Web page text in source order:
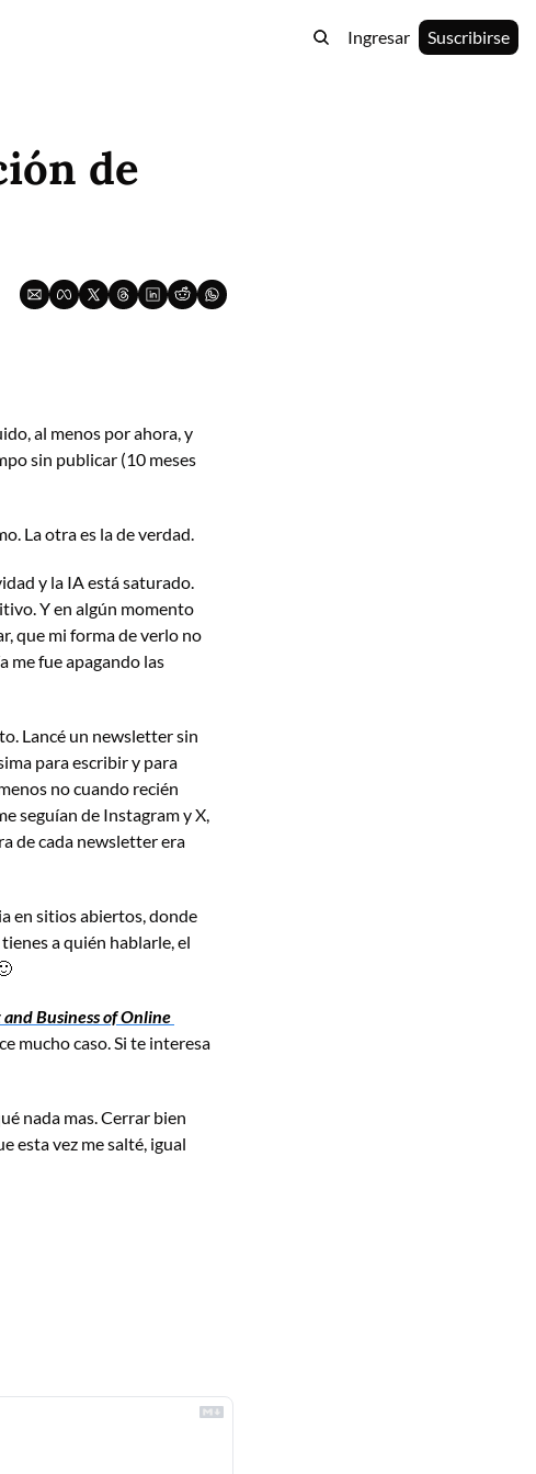
Ingresar Suscribirse
de
al menos por ahora, y
sin publicar (10 meses
La otra es la de verdad.
y la IA está saturado.
Y en algún momento
que mi forma de verlo no
me fue apagando las
Lancé un newsletter sin
para escribir y para
no cuando recién
seguían de Instagram y X,
de cada newsletter era
en sitios abiertos, donde
a quién hablarle, el
Business of Online
mucho caso. Si te interesa
nada mas. Cerrar bien
esta vez me salté, igual